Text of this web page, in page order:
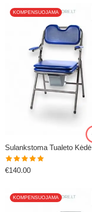
KOMPENSUOJAMA
Sulankstoma Tualeto Kėdė
Įvertinimas:
€140.00
KOMPENSUOJAMA